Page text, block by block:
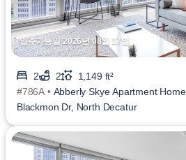
입주가능일 2026년 08월 17일
2 2
1,149 ft²
#786A • Abberly Skye Apartment
Blackmon Dr, North Decatur